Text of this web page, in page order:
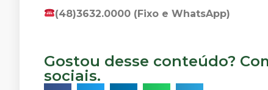
(48)3632.0000 (Fixo e WhatsApp)
Gostou desse conteúdo?
sociais.